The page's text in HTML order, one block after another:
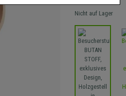
Nicht auf Lager